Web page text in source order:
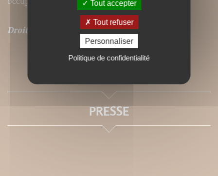
Droits de traduction disponibles pour ce titre
PRESSE
Tout accepter
Tout refuser
Personnaliser
Politique de confidentialité